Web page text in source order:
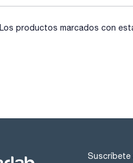
Los productos marcados con
Suscríbete